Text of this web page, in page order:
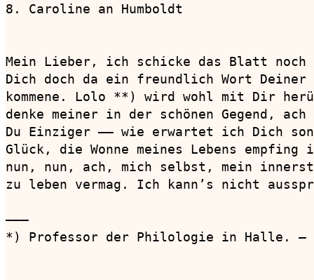
8. Caroline an Humboldt
Mein Lieber, ich schicke das Blatt noch
Dich doch da ein freundlich Wort
kommene. Lolo **) wird wohl mit Dir
denke meiner in der schönen Gegend,
Du Einziger —— wie erwartet ich Dich
Glück, die Wonne meines Lebens
nun, nun, ach, mich selbst, mein
zu leben vermag. Ich kann’s nicht
———
*) Professor der Philologie in Halle.